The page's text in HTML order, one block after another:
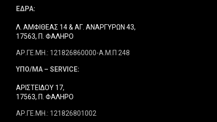
ΕΔΡΑ:
Λ. ΑΜΦΙΘΕΑΣ 14 & ΑΓ. ΑΝΑΡΓΥΡΩΝ 43,
17563, Π. ΦΑΛΗΡΟ
ΑΡ.ΓΕ.ΜΗ.: 121826860000-Α.Μ.Π 248
ΥΠΟ/ΜΑ – SERVICE:
ΑΡΙΣΤΕΙΔΟΥ 17,
17563, Π. ΦΑΛΗΡΟ
ΑΡ.ΓΕ.ΜΗ.: 121826801002